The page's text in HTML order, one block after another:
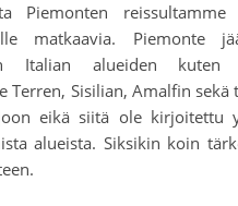
Piemonten reissultamme
matkaavia. Piemonte
Italian alueiden kuten
Terren, Sisilian, Amalfin sekä
eikä siitä ole kirjoitettu
alueista. Siksikin koin